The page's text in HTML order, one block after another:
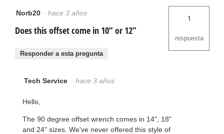
Norb20 · hace 3 años
Does this offset come in 10” or 12”
1
respuesta
Responder a esta pregunta
Tech Service · hace 3 años
Hello,
The 90 degree offset wrench comes in 14", 18"
and 24" sizes. We've never offered this style of